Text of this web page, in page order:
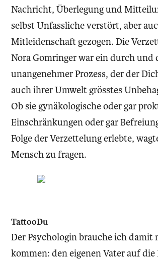
Nachricht, Überlegung und
selbst Unfassliche verstört, aber
Mitleidenschaft gezogen. Die
Nora Gomringer war ein durch und
unangenehmer Prozess, der der
auch ihrer Umwelt grösstes
Ob sie gynäkologische oder gar
Einschränkungen oder gar
Folge der Verzettelung erlebte,
Mensch zu fragen.
TattooDu
Der Psychologin brauche ich damit
kommen: den eigenen Vater auf